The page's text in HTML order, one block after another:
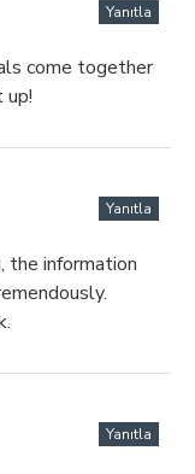
Yanıtla
come together
up!
Yanıtla
the information
Yanıtla